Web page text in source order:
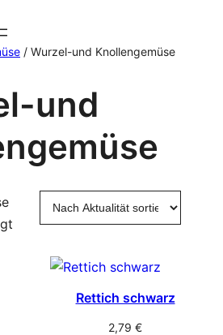
/ Wurzel-und Knollengemüse
und
Nach
sortiert
Rettich schwarz
2,79 €